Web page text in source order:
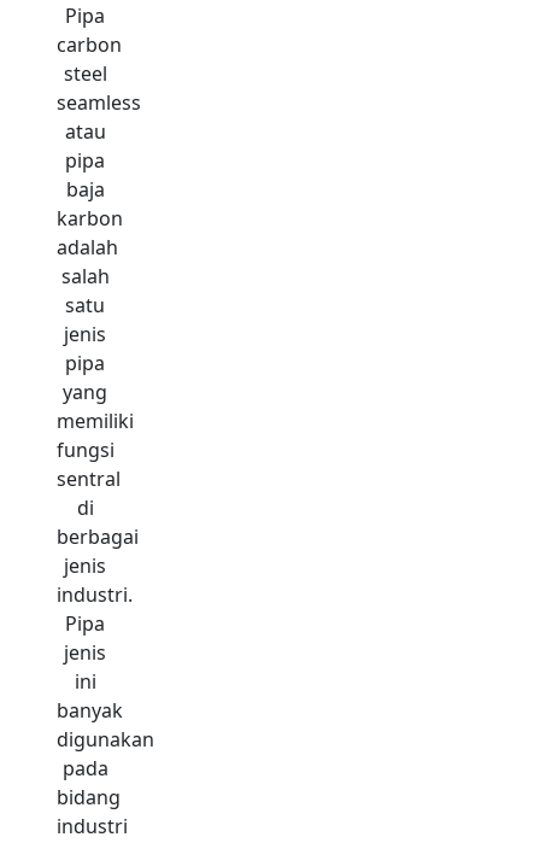
Pipa
carbon
steel
seamless
atau
pipa
baja
karbon
adalah
salah
satu
jenis
pipa
yang
memiliki
fungsi
sentral
di
berbagai
jenis
industri.
Pipa
jenis
ini
banyak
digunakan
pada
bidang
industri